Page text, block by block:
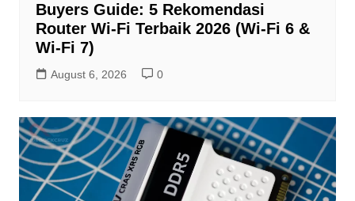
Buyers Guide: 5 Rekomendasi
Router Wi-Fi Terbaik 2026 (Wi-Fi 6 &
Wi-Fi 7)
August 6, 2026 0